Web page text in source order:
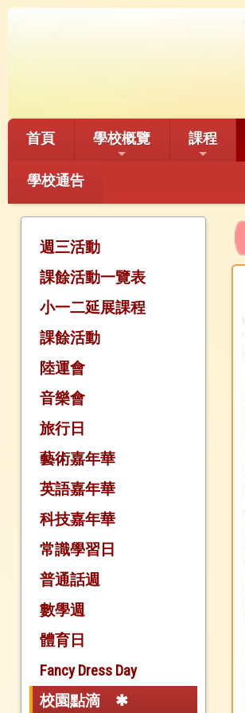
首頁 學校概覽 課程
學校通告
週三活動
課餘活動一覽表
小一二延展課程
課餘活動
陸運會
音樂會
旅行日
藝術嘉年華
英語嘉年華
科技嘉年華
常識學習日
普通話週
數學週
體育日
Fancy Dress Day
校園點滴